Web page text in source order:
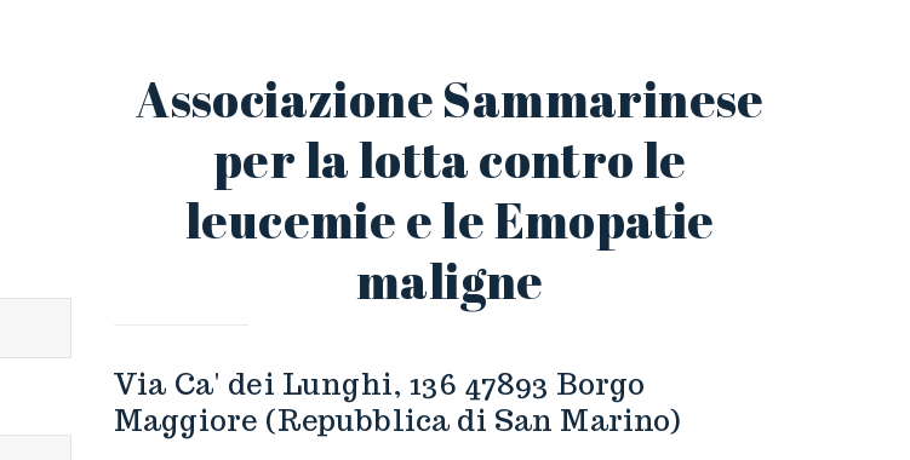
Associazione Sammarinese
per la lotta contro le
leucemie e le Emopatie
maligne
Via Ca' dei Lunghi, 136 47893 Borgo
Maggiore (Repubblica di San Marino)